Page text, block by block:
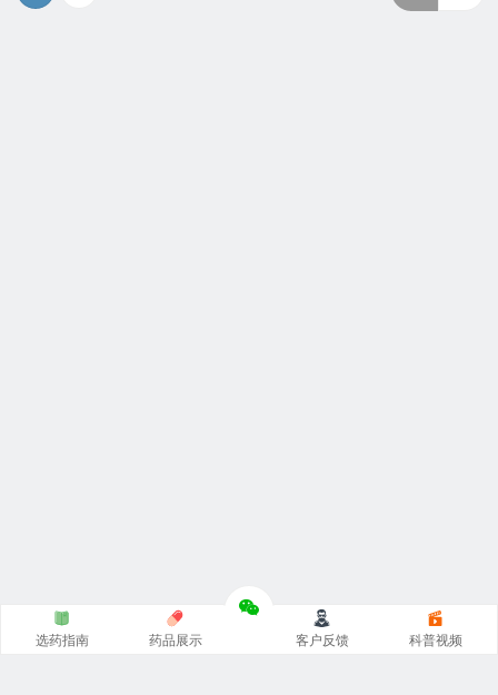
选药指南 药品展示 客户反馈 科普视频